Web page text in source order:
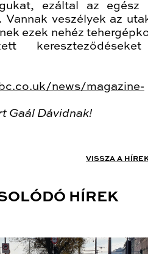
ezáltal az egész
Vannak veszélyek az
ezek nehéz
news/magazine-
Gaál Dávidnak!
VISSZA A
HÍREK